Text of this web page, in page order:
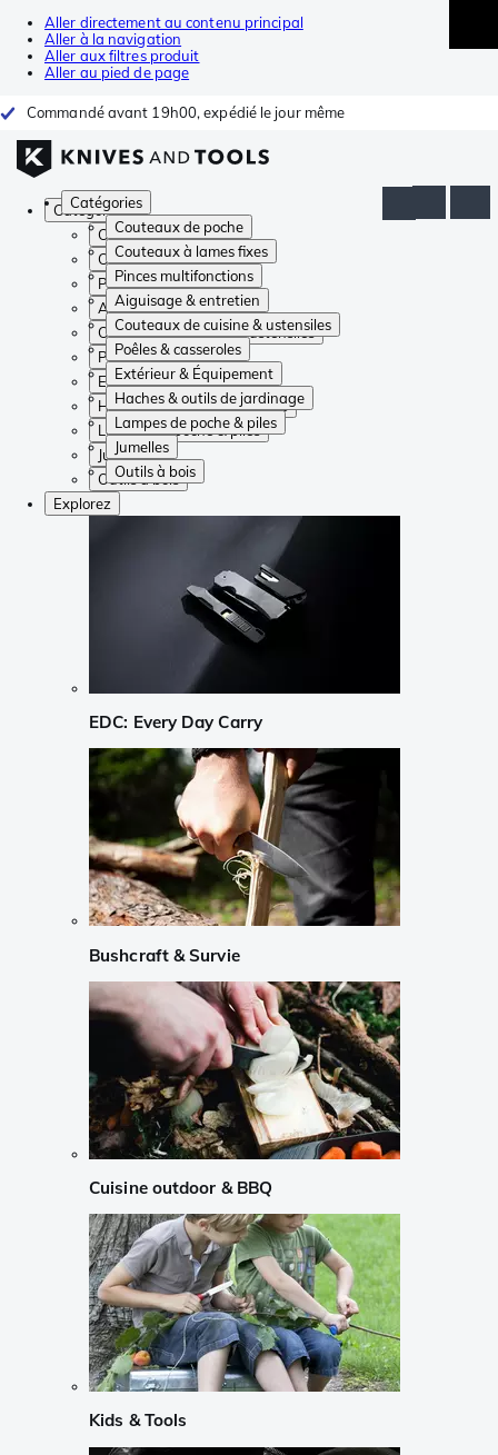
Aller directement au contenu principal
Aller à la navigation
Aller aux filtres produit
Aller au pied de page
Commandé avant 19h00, expédié le jour même
Catégories
Couteaux de poche
Couteaux à lames fixes
Pinces multifonctions
Aiguisage & entretien
Couteaux de cuisine & ustensiles
Poêles & casseroles
Extérieur & Équipement
Haches & outils de jardinage
Lampes de poche & piles
Jumelles
Outils à bois
Catégories
Couteaux de poche
Couteaux à lames fixes
Pinces multifonctions
Aiguisage & entretien
Couteaux de cuisine & ustensiles
Poêles & casseroles
Extérieur & Équipement
Haches & outils de jardinage
Lampes de poche & piles
Jumelles
Outils à bois
Explorez
EDC: Every Day Carry
Bushcraft & Survie
Cuisine outdoor & BBQ
Kids & Tools